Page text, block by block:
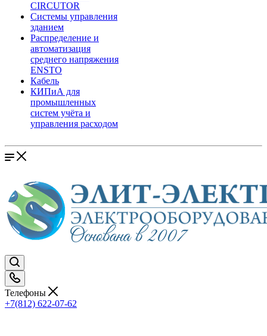
CIRCUTOR
Системы управления
зданием
Распределение и
автоматизация
среднего напряжения
ENSTO
Кабель
КИПиА для
промышленных
систем учёта и
управления расходом
Телефоны
+7(812) 622-07-62